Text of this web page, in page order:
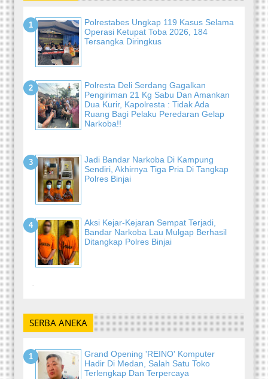
Polrestabes Ungkap 119 Kasus Selama
Operasi Ketupat Toba 2026, 184
Tersangka Diringkus
Polresta Deli Serdang Gagalkan
Pengiriman 21 Kg Sabu Dan Amankan
Dua Kurir, Kapolresta : Tidak Ada
Ruang Bagi Pelaku Peredaran Gelap
Narkoba!!
Jadi Bandar Narkoba Di Kampung
Sendiri, Akhirnya Tiga Pria Di Tangkap
Polres Binjai
Aksi Kejar-Kejaran Sempat Terjadi,
Bandar Narkoba Lau Mulgap Berhasil
Ditangkap Polres Binjai
-
SERBA ANEKA
Grand Opening 'REINO' Komputer
Hadir Di Medan, Salah Satu Toko
Terlengkap Dan Terpercaya